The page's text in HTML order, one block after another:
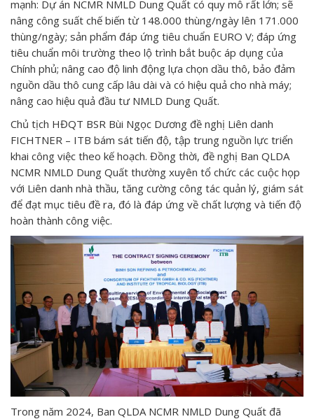
mạnh: Dự án NCMR NMLD Dung Quất có quy mô rất lớn; sẽ
nâng công suất chế biến từ 148.000 thùng/ngày lên 171.000
thùng/ngày; sản phẩm đáp ứng tiêu chuẩn EURO V; đáp ứng
tiêu chuẩn môi trường theo lộ trình bắt buộc áp dụng của
Chính phủ; nâng cao độ linh động lựa chọn dầu thô, bảo đảm
nguồn dầu thô cung cấp lâu dài và có hiệu quả cho nhà máy;
nâng cao hiệu quả đầu tư NMLD Dung Quất.
Chủ tịch HĐQT BSR Bùi Ngọc Dương đề nghị Liên danh
FICHTNER – ITB bám sát tiến độ, tập trung nguồn lực triển
khai công việc theo kế hoạch. Đồng thời, đề nghị Ban QLDA
NCMR NMLD Dung Quất thường xuyên tổ chức các cuộc họp
với Liên danh nhà thầu, tăng cường công tác quản lý, giám sát
để đạt mục tiêu đề ra, đó là đáp ứng về chất lượng và tiến độ
hoàn thành công việc.
Trong năm 2024, Ban QLDA NCMR NMLD Dung Quất đã